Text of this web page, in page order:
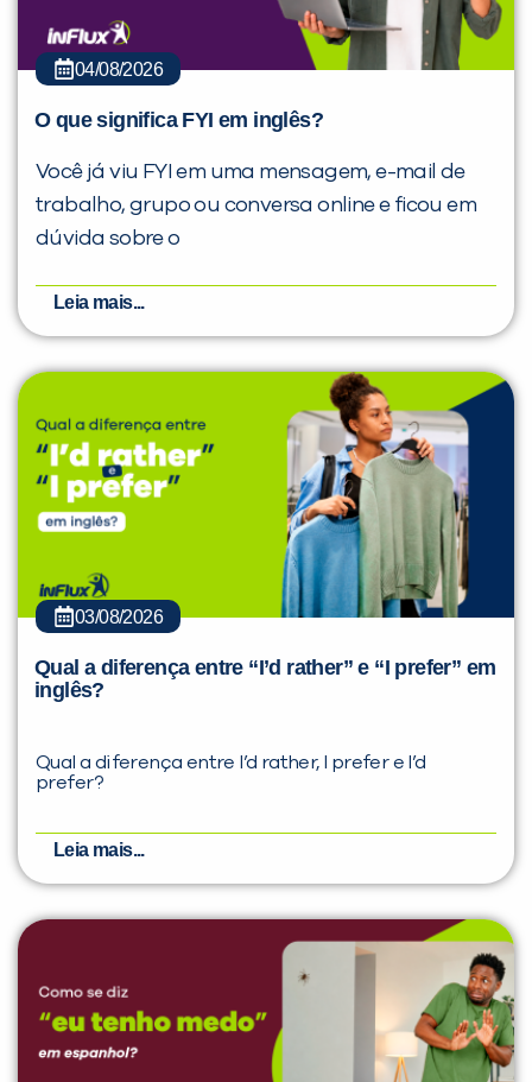
04/08/2026
O que significa FYI em inglês?
Você já viu FYI em uma mensagem, e-mail de
trabalho, grupo ou conversa online e ficou em
dúvida sobre o
Leia mais...
03/08/2026
Qual a diferença entre “I’d rather” e “I prefer” em
inglês?
Qual a diferença entre I’d rather, I prefer e I’d
prefer?
Leia mais...